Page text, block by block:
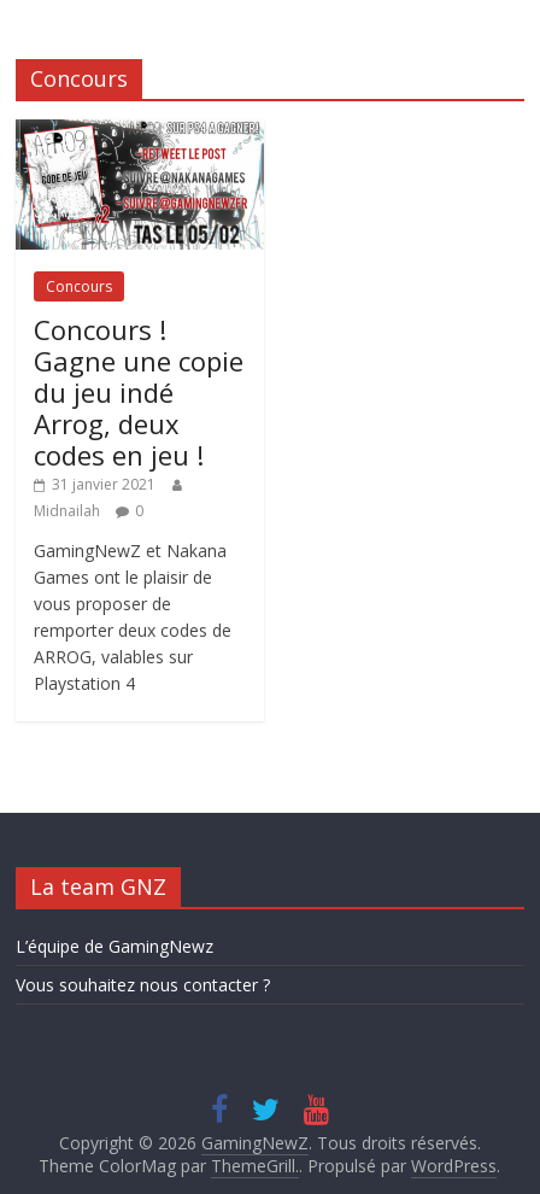
Concours
Concours
Concours !
Gagne une copie
du jeu indé
Arrog, deux
codes en jeu !
31 janvier 2021
Midnailah
0
GamingNewZ et Nakana
Games ont le plaisir de
vous proposer de
remporter deux codes de
ARROG, valables sur
Playstation 4
La team GNZ
L’équipe de GamingNewz
Vous souhaitez nous contacter ?
Copyright © 2026 GamingNewZ. Tous droits réservés.
Theme ColorMag par ThemeGrill.. Propulsé parWordPress.